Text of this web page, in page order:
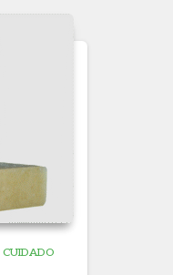
$ 50.000
CUIDADO